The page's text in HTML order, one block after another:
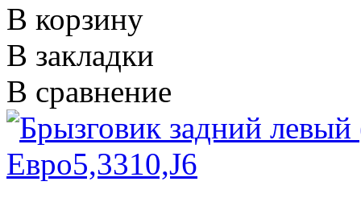
В корзину
В закладки
В сравнение